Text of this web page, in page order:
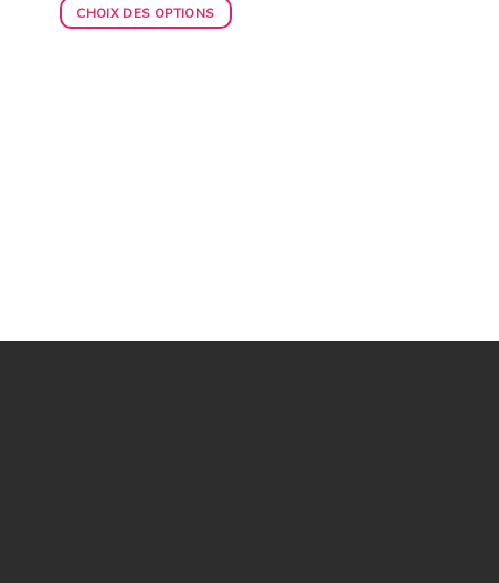
CHOIX DES OPTIONS